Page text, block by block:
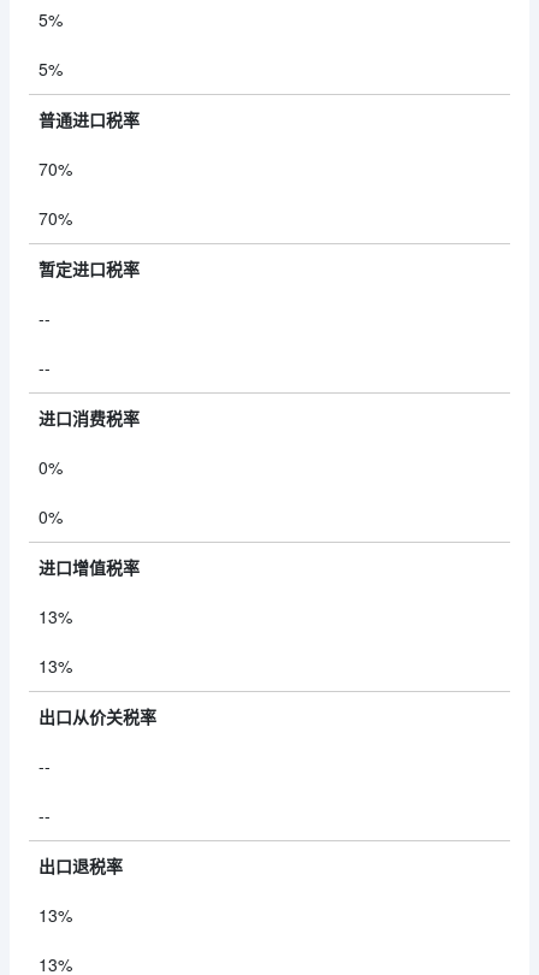
5%
5%
普通进口税率
70%
70%
暂定进口税率
--
--
进口消费税率
0%
0%
进口增值税率
13%
13%
出口从价关税率
--
--
出口退税率
13%
13%